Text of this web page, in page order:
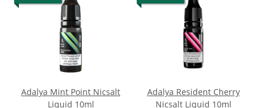
Adalya Mint Point Nicsalt
Liquid 10ml
Adalya Resident Cherry
Nicsalt Liquid 10ml